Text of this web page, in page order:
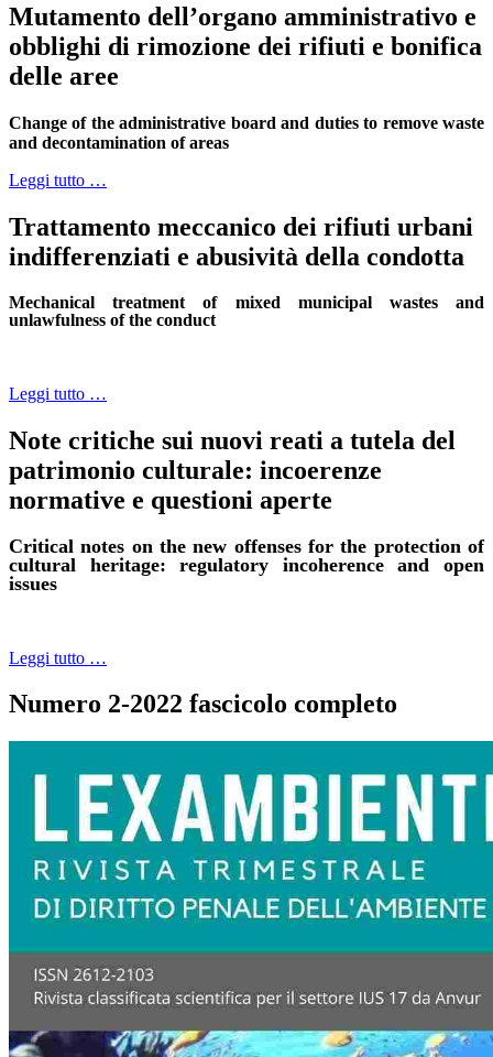
Mutamento dell’organo amministrativo e
obblighi di rimozione dei rifiuti e bonifica
delle aree
Change of the administrative board and duties to remove waste
and decontamination of areas
Leggi tutto …
Trattamento meccanico dei rifiuti urbani
indifferenziati e abusività della condotta
Mechanical treatment of mixed municipal wastes and
unlawfulness of the conduct
Leggi tutto …
Note critiche sui nuovi reati a tutela del
patrimonio culturale: incoerenze
normative e questioni aperte
Critical notes on the new offenses for the protection of
cultural heritage: regulatory incoherence and open
issues
Leggi tutto …
Numero 2-2022 fascicolo completo